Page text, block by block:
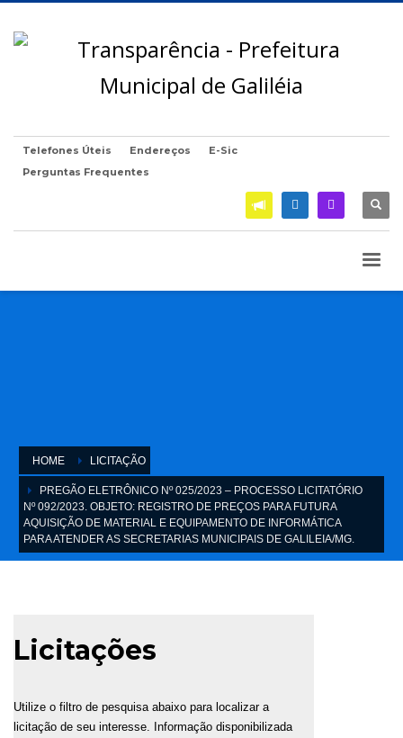
Telefones Úteis Endereços
E-Sic
Perguntas Frequentes
HOME LICITAÇÃO
PREGÃO ELETRÔNICO Nº 025/2023 – PROCESSO LICITATÓRIO
Nº 092/2023. OBJETO: REGISTRO DE PREÇOS PARA FUTURA
AQUISIÇÃO DE MATERIAL E EQUIPAMENTO DE INFORMÁTICA
PARA ATENDER AS SECRETARIAS MUNICIPAIS DE GALILEIA/MG.
Licitações
Utilize o filtro de pesquisa abaixo para localizar a
licitação de seu interesse. Informação disponibilizada